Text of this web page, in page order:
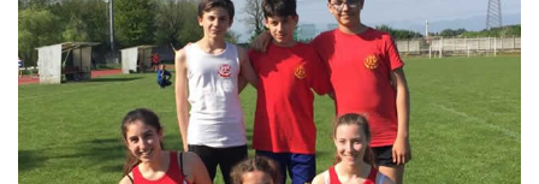
LE
ALTRE
TESTATE